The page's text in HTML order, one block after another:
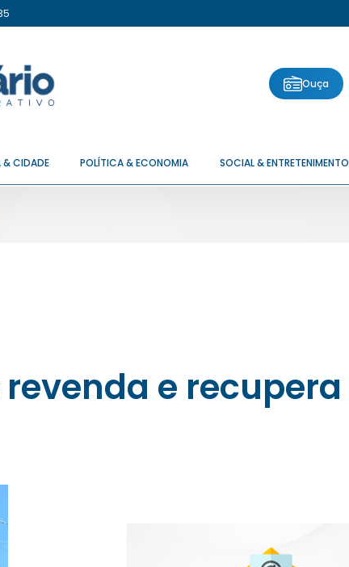
Ouça
& CIDADE POLÍTICA & ECONOMIA SOCIAL & ENTRETENIMENTO
e recupera